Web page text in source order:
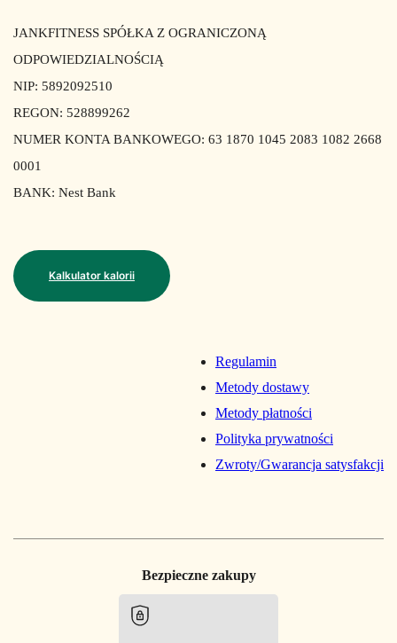
JANKFITNESS SPÓŁKA Z OGRANICZONĄ
ODPOWIEDZIALNOŚCIĄ
NIP: 5892092510
REGON: 528899262
NUMER KONTA BANKOWEGO: 63 1870 1045 2083 1082 2668
0001
BANK: Nest Bank
Kalkulator kalorii
Regulamin
Metody dostawy
Metody płatności
Polityka prywatności
Zwroty/Gwarancja satysfakcji
Bezpieczne zakupy